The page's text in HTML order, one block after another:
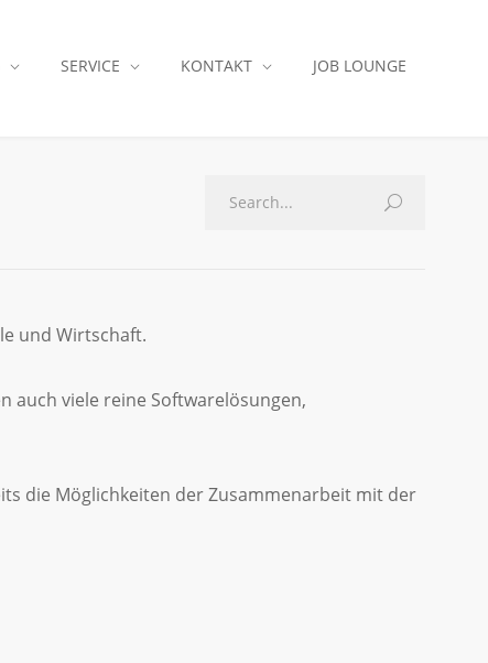
SERVICE KONTAKT JOB LOUNGE
und Wirtschaft.
auch viele reine Softwarelösungen,
die Möglichkeiten der Zusammenarbeit mit der